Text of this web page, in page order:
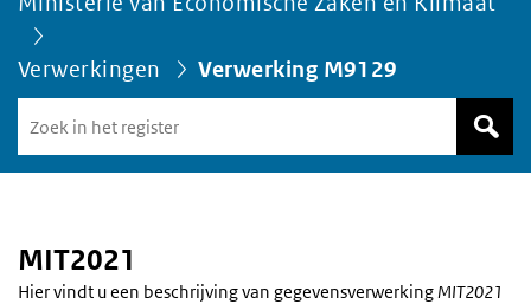
Verwerkingen Verwerking M9129
in
het
MIT2021
Hier vindt u een beschrijving van gegevensverwerkingMIT2021